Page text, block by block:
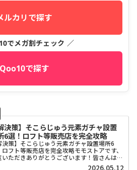
ルカリで探す
でメガ割チェック ／
Qoo10で探す
決策】そこらじゅう元素ガチャ設置
6選！ロフト等販売店を完全攻略
決策】そこらじゅう元素ガチャ設置場所6
ロフト等販売店を完全攻略モモストアです、
いただきありがとうございます！皆さんは
で話題の「そこらじゅう元素」というガチャ
2026.05.12